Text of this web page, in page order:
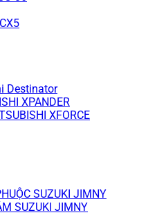
Destinator
XPANDER
XFORCE
SUZUKI JIMNY
SUZUKI JIMNY